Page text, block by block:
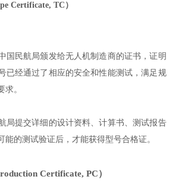
Certificate, TC）
国民航局颁发给无人机制造商的证书，证明
已经通过了相应的安全和性能测试，满足规
求。
局提交详细的设计资料、计算书、测试报告
能的测试验证后，才能获得型号合格证。
Certificate, PC）